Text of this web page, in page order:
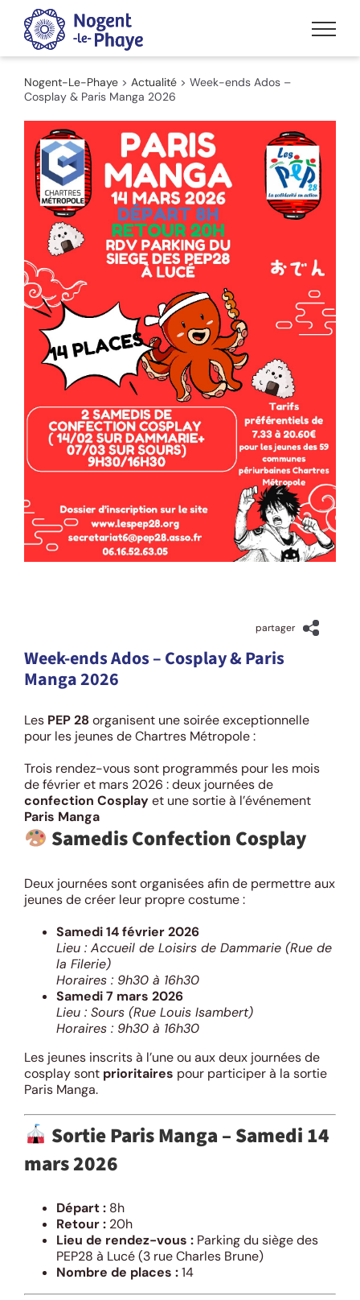
Passer
contenu
Nogent-Le-Phaye > Actualité > Week-ends Ados –
Cosplay & Paris Manga 2026
l'image
agrandie
partager
Week-ends Ados – Cosplay & Paris
Manga 2026
Les PEP 28 organisent une soirée exceptionnelle
pour les jeunes de Chartres Métropole :
Trois rendez-vous sont programmés pour les mois
de février et mars 2026 : deux journées de
confection Cosplayet une sortie à l’événement
Paris Manga
Samedis Confection Cosplay
Deux journées sont organisées afin de permettre aux
jeunes de créer leur propre costume :
Samedi 14 février 2026
Lieu : Accueil de Loisirs de Dammarie (Rue de
la Filerie)
Horaires : 9h30 à 16h30
Samedi 7 mars 2026
Lieu : Sours (Rue Louis Isambert)
Horaires : 9h30 à 16h30
Les jeunes inscrits à l’une ou aux deux journées de
cosplay sont prioritaires pour participer à la sortie
Paris Manga.
Sortie Paris Manga – Samedi 14
mars 2026
Départ : 8h
Retour : 20h
Lieu de rendez-vous : Parking du siège des
PEP28 à Lucé (3 rue Charles Brune)
Nombre de places :14